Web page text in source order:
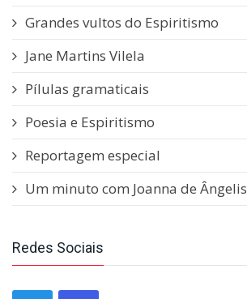
Grandes vultos do Espiritismo
Jane Martins Vilela
Pílulas gramaticais
Poesia e Espiritismo
Reportagem especial
Um minuto com Joanna de Ângelis
Redes Sociais